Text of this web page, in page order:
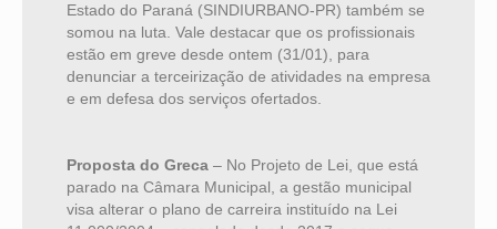
Estado do Paraná (SINDIURBANO-PR) também se
somou na luta. Vale destacar que os profissionais
estão em greve desde ontem (31/01), para
denunciar a terceirização de atividades na empresa
e em defesa dos serviços ofertados.
Proposta do Greca – No Projeto de Lei, que está
parado na Câmara Municipal, a gestão municipal
visa alterar o plano de carreira instituído na Lei